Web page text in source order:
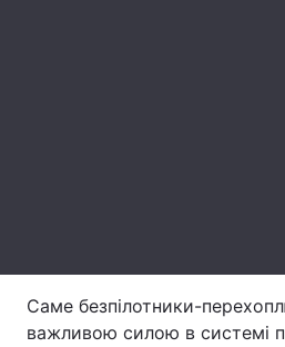
Тема оформлення
Саме безпілотники-
важливою силою в системі